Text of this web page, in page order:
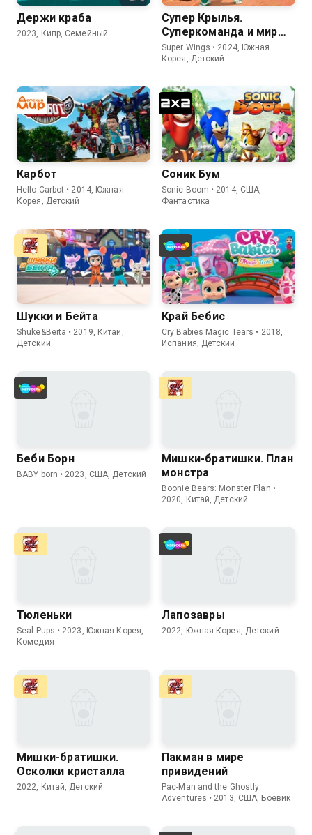
Держи краба
2023, Кипр, Семейный
Супер Крылья.
Суперкоманда и мир
Динозавров
Super Wings • 2024, Южная
Корея, Детский
Карбот
Hello Carbot • 2014, Южная
Корея, Детский
Соник Бум
Sonic Boom • 2014, США,
Фантастика
Шукки и Бейта
Shuke&Beita • 2019, Китай,
Детский
Край Бебис
Cry Babies Magic Tears • 2018,
Испания, Детский
Беби Борн
BABY born • 2023, США, Детский
Мишки-братишки. План
монстра
Boonie Bears: Monster Plan •
2020, Китай, Детский
Тюленьки
Seal Pups • 2023, Южная Корея,
Комедия
Лапозавры
2022, Южная Корея, Детский
Мишки-братишки.
Осколки кристалла
2022, Китай, Детский
Пакман в мире
привидений
Pac-Man and the Ghostly
Adventures • 2013, США, Боевик